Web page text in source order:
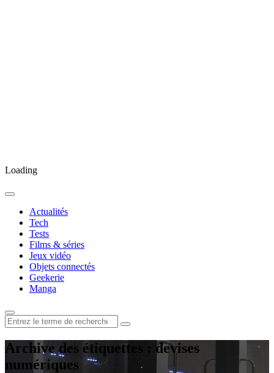
Loading
Actualités
Tech
Tests
Films & séries
Jeux vidéo
Objets connectés
Geekerie
Manga
Rechercher
:
Archive des étiquettes : devises
numériques